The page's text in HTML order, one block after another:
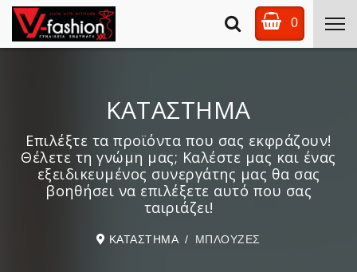
0
ΚΑΤΑΣΤΗΜΑ
Επιλέξτε τα προϊόντα που σας εκφράζουν!
Θέλετε τη γνώμη μας; Καλέστε μας και ένας
εξειδικευμένος συνεργάτης μας θα σας
βοηθήσει να επιλέξετε αυτό που σας
ταιριάζει!
ΚΑΤΑΣΤΗΜΑ ΜΠΛΟΥΖΕΣ